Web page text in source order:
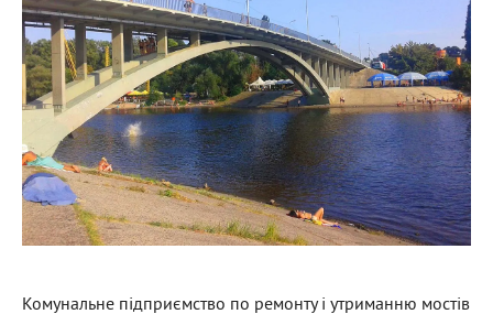
Комунальне підприємство по ремонту і утриманню мостів